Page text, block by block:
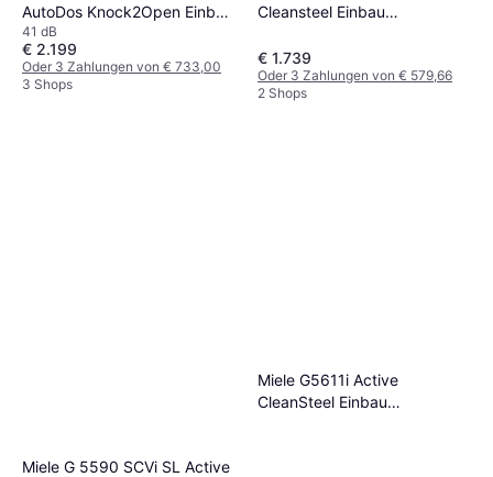
AutoDos Knock2Open Einbau
Geschirrspüler 60 cm
41 dB
€ 2.199
Oder 3 Zahlungen von € 733,00
3 Shops
Cleansteel Einbau
€ 1.739
Oder 3 Zahlungen von € 579,66
2 Shops
Miele G 5590 SCVi SL Active
Miele G5611i Active
CleanSteel Einbau